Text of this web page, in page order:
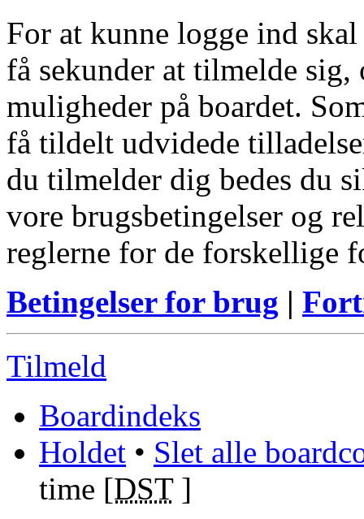
For at kunne logge ind
få sekunder at tilmelde
muligheder på boardet.
få tildelt udvidede
du tilmelder dig bedes du
vore brugsbetingelser og
reglerne for de forskellige
Betingelser for brug |
Tilmeld
Boardindeks
Holdet • Slet alle
time [DST]